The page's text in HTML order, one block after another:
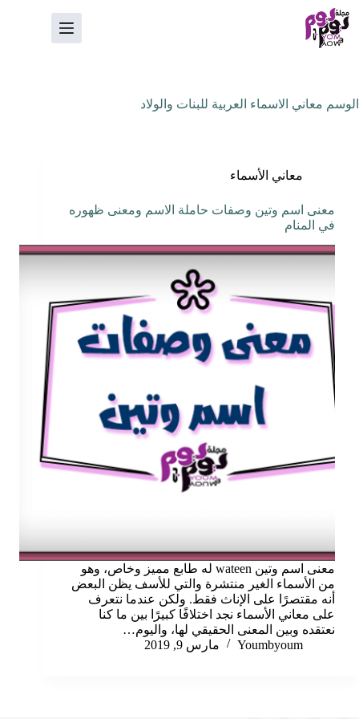
التجاوز
إلى
المحتوى
الوسم معاني الاسماء العربية للبنات والولاد
معاني الأسماء
معنى اسم وتين وصفات حاملة الاسم ومعنى ظهوره
في المنام
معنى اسم وتين wateen له طابع مميز وخاص، وهو
من الأسماء الغير منتشرة والتي للأسف يظن البعض
أنه مقتصرًا على الإناث فقط. ولكن عندما نتعرف
على معاني الأسماء نجد اختلافًا كبيرًا بين ما كنا
نعتقده وبين المعنى الحقيقي لها، واليوم…
Youmbyoum
مارس 9, 2019